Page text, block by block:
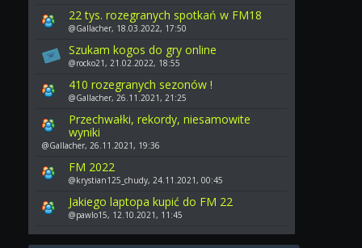
22 tys. rozegranych spotkań w FM18
@Gallacher, 18.03.2022, 17:50
Szukam kogos do gry online
@rocko21, 21.02.2022, 18:55
410 rozegranych sezonów !
@Gallacher, 26.11.2021, 21:25
Przechwałki, rekordy, niesamowite
wyniki
@Gallacher, 26.11.2021, 19:36
FM 2022
@krystian125_chudy, 24.11.2021, 00:45
Jakiego laptopa kupić do FM 22
@pawlo15, 12.10.2021, 11:45